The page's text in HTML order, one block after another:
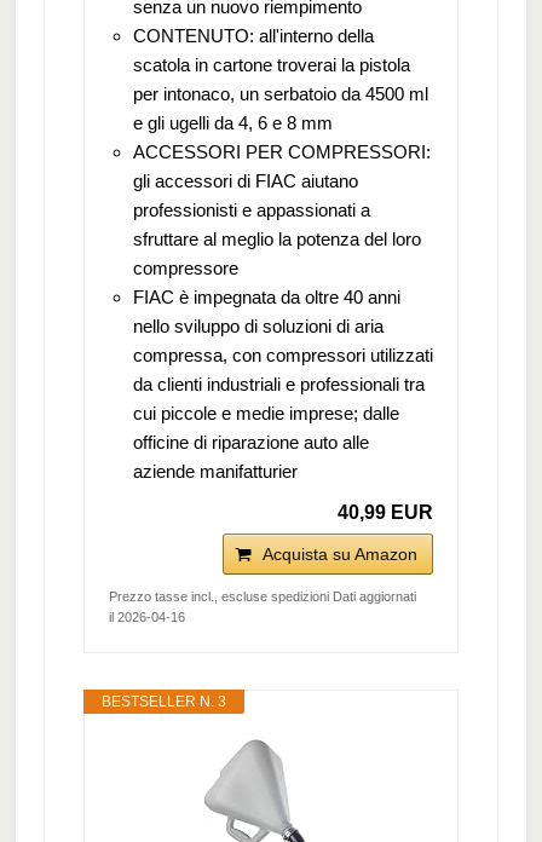
senza un nuovo riempimento
CONTENUTO: all'interno della
scatola in cartone troverai la pistola
per intonaco, un serbatoio da 4500 ml
e gli ugelli da 4, 6 e 8 mm
ACCESSORI PER COMPRESSORI:
gli accessori di FIAC aiutano
professionisti e appassionati a
sfruttare al meglio la potenza del loro
compressore
FIAC è impegnata da oltre 40 anni
nello sviluppo di soluzioni di aria
compressa, con compressori utilizzati
da clienti industriali e professionali tra
cui piccole e medie imprese; dalle
officine di riparazione auto alle
aziende manifatturier
40,99 EUR
Acquista su Amazon
Prezzo tasse incl., escluse spedizioni Dati aggiornati
il 2026-04-16
BESTSELLER N. 3